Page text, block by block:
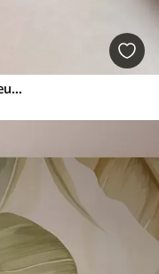
Peintures murales Paysage montagneux aux reliefs variés